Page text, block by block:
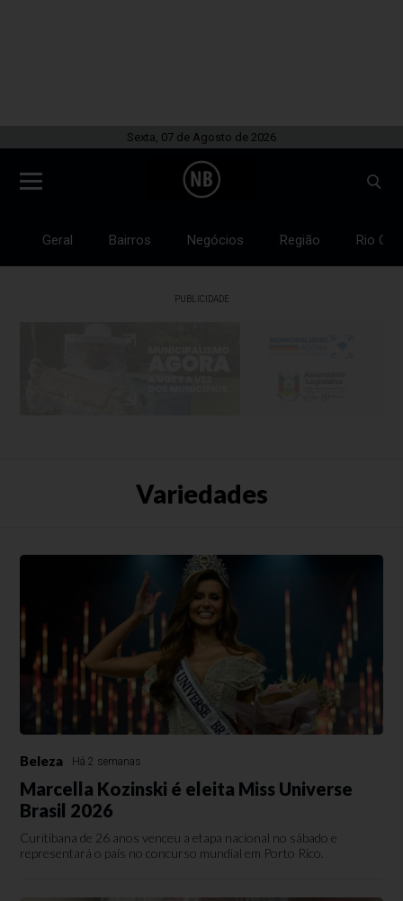
Sexta, 07 de Agosto de 2026
Geral Bairros Negócios Região Rio
PUBLICIDADE
Variedades
Beleza Há 2 semanas
Marcella Kozinski é eleita Miss Universe
Brasil 2026
Curitibana de 26 anos venceu a etapa nacional no sábado e
representará o país no concurso mundial em Porto Rico.